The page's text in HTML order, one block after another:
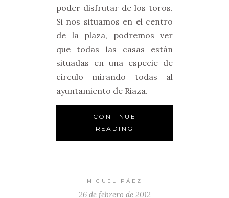
poder disfrutar de los toros.
Si nos situamos en el centro
de la plaza, podremos ver
que todas las casas están
situadas en una especie de
circulo mirando todas al
ayuntamiento de Riaza.
CONTINUE
READING
MIGUEL PÁEZ
26 de febrero de 2012